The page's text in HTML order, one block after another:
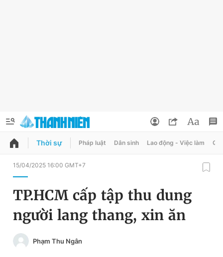
QUẢNG CÁO
Chuyên mục
Chuyên mục khác
Đổi mật khẩu
Tin đã lưu
Tin đã xem
Thời sự Pháp luật Dân sinh Lao động - Việc làm
15/04/2025 16:00 GMT+7
TP.HCM cấp tập thu dung
người lang thang, xin ăn
Phạm Thu Ngân